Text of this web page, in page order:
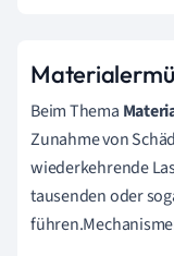
Beim Thema
Zunahme von
wiederkehrende
tausenden oder